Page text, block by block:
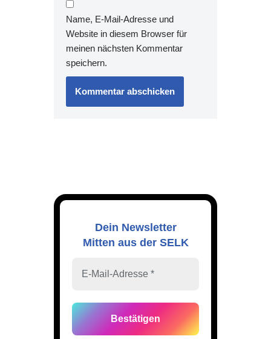
Name, E-Mail-Adresse und
Website in diesem Browser für
meinen nächsten Kommentar
speichern.
Dein Newsletter
Mitten aus der SELK